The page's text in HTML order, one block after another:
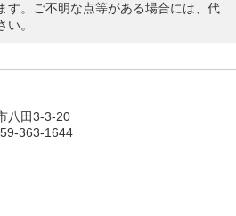
す。ご不明な点等がある場合には、代
。
八田3-3-20
363-1644